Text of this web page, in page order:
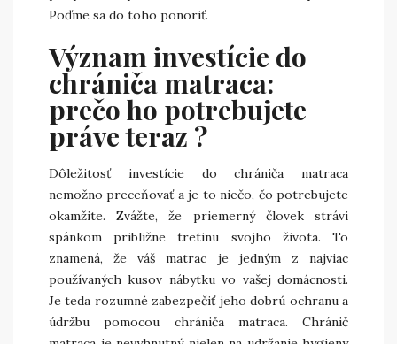
Poďme sa do toho ponoriť.
Význam investície do
chrániča matraca:
prečo ho potrebujete
práve teraz ?
Dôležitosť investície do chrániča matraca
nemožno preceňovať a je to niečo, čo potrebujete
okamžite. Zvážte, že priemerný človek strávi
spánkom približne tretinu svojho života. To
znamená, že váš matrac je jedným z najviac
používaných kusov nábytku vo vašej domácnosti.
Je teda rozumné zabezpečiť jeho dobrú ochranu a
údržbu pomocou chrániča matraca. Chránič